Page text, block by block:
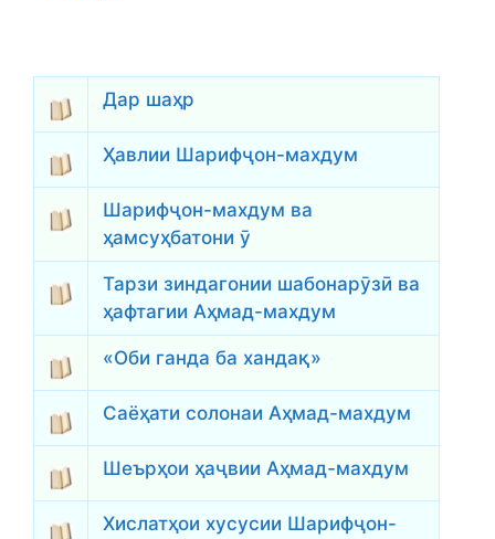
Дар шаҳр
Ҳавлии Шарифҷон-махдум
Шарифҷон-махдум ва
ҳамсуҳбатони ӯ
Тарзи зиндагонии шабонарӯзӣ ва
ҳафтагии Аҳмад-махдум
«Оби ганда ба хандақ»
Саёҳати солонаи Аҳмад-махдум
Шеърҳои ҳаҷвии Аҳмад-махдум
Хислатҳои хусусии Шарифҷон-